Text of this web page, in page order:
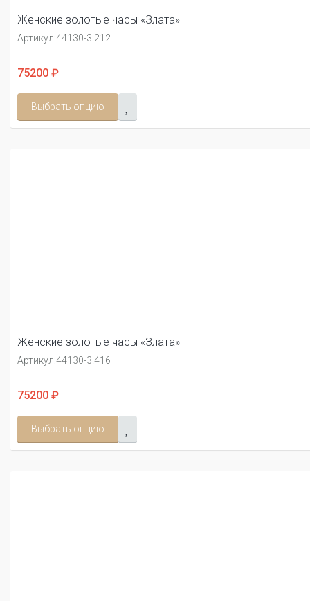
Женские золотые часы «Злата»
Артикул:44130-3.212
75200 ₽
Выбрать опцию
Женские золотые часы «Злата»
Артикул:44130-3.416
75200 ₽
Выбрать опцию